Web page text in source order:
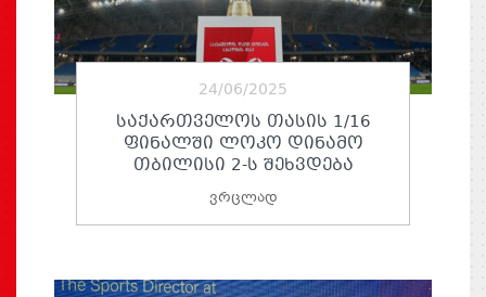
24/06/2025
ᲡᲐᲥᲐᲠᲗᲕᲔᲚᲝᲡ ᲗᲐᲡᲘᲡ 1/16
ᲤᲘᲜᲐᲚᲨᲘ ᲚᲝᲙᲝ ᲓᲘᲜᲐᲛᲝ
ᲗᲑᲘᲚᲘᲡᲘ 2-Ს ᲨᲔᲮᲕᲓᲔᲑᲐ
ვრცლად